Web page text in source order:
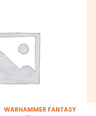
WARHAMMER FANTASY